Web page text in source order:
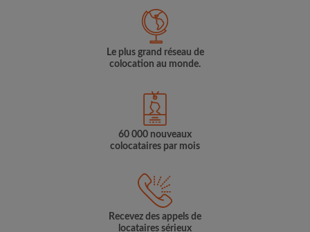
Le plus grand réseau de
colocation au monde.
60 000 nouveaux
colocataires par mois
Recevez des appels de
locataires sérieux